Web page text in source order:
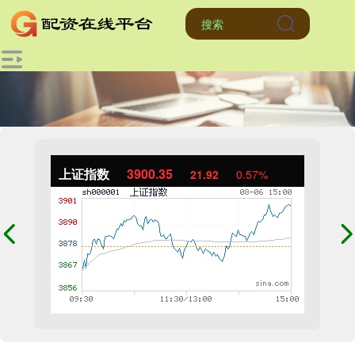
上证指数 3900.35 21.92 0.57%